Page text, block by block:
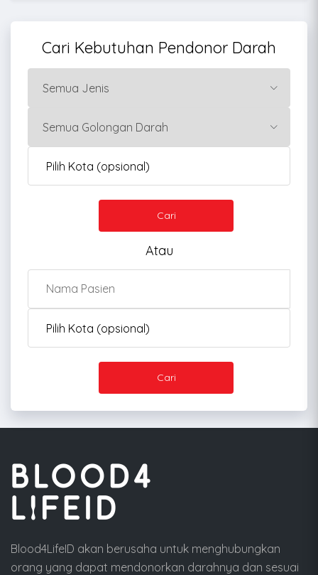
Cari Kebutuhan Pendonor Darah
Cari
Atau
Cari
Blood4LifeID akan berusaha untuk menghubungkan
orang yang dapat mendonorkan darahnya dan sesuai